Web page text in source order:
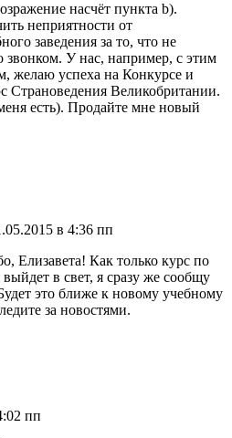
насчёт пункта b).
неприятности от
заведения за то, что не
звонком. У нас, например, с этим
желаю успеха на Конкурсе и
Страноведения Великобритании.
есть). Продайте мне новый
в 4:36 пп
Елизавета! Как только курс по
в свет, я сразу же сообщу
это ближе к новому учебному
за новостями.
пп